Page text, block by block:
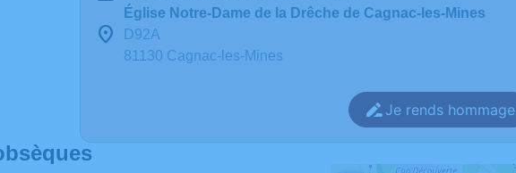
Église Notre-Dame de la Drêche de Cagnac-les-Mines
D92A
81130 Cagnac-les-Mines
Je rends hommage